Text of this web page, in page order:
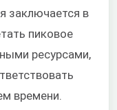
заключается в
пиковое
ресурсами,
времени.